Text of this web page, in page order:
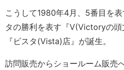
こうして1980年4月、5番目を
タの勝利を表す『V(Victoryの
『ビスタ(Vista)店』が誕生。
訪問販売からショールーム販売